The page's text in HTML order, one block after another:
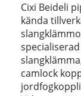
Cixi Beideli
kända
camlock